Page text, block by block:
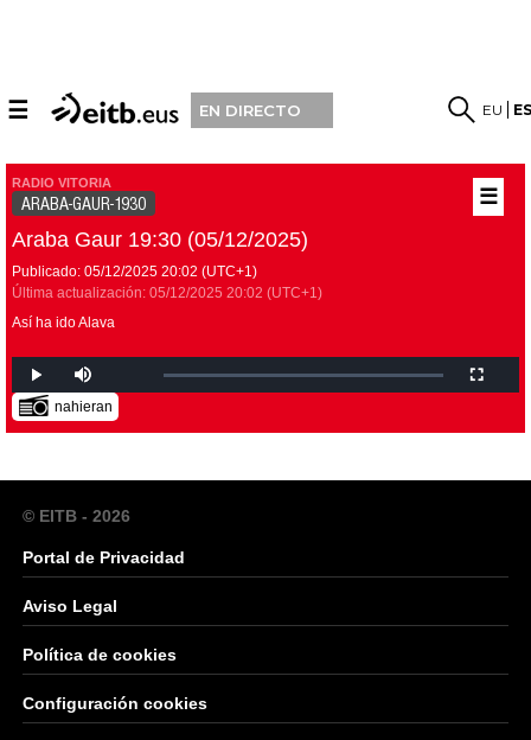
☰ EN DIRECTO EU
☰
RADIO VITORIA
ARABA-GAUR-1930
Araba Gaur 19:30 (05/12/2025)
Publicado: 05/12/2025 20:02 (UTC+1)
Última actualización: 05/12/2025 20:02 (UTC+1)
Así ha ido Alava
nahieran
© EITB - 2026
Portal de Privacidad
Aviso Legal
Política de cookies
Configuración cookies